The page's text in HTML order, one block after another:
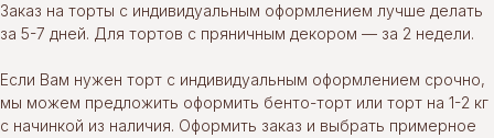
Заказ на торты с индивидуальным оформлением лучше делать
за 5-7 дней. Для тортов с пряничным декором — за 2 недели.
Если Вам нужен торт с индивидуальным оформлением срочно,
мы можем предложить оформить бенто-торт или торт на 1-2 кг
с начинкой из наличия. Оформить заказ и выбрать примерное